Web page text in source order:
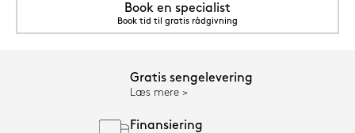
Book en specialist
Book tid til gratis rådgivning
Gratis sengelevering
Læs mere
Finansiering